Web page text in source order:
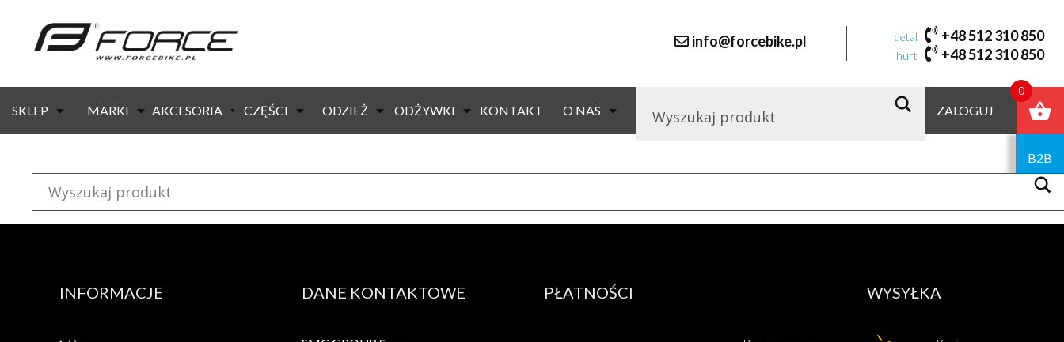
info@forcebike.pl detal +48 512 310 850
hurt +48 512 310 850
SKLEP MARKI AKCESORIA CZĘŚCI ODZIEŻ ODŻYWKI KONTAKT O NAS ZALOGUJ
B2B
czarno
Domyślne sortowanie
10 dni 69,90zł (brutto)
Dodaj
INFORMACJE DANE KONTAKTOWE PŁATNOŚCI WYSYŁKA
0